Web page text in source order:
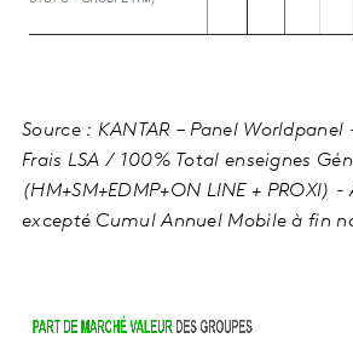
Source : KANTAR – Panel Worldpanel
Frais LSA / 100% Total enseignes
(HM+SM+EDMP+ON LINE + PROXI) -
excepté Cumul Annuel Mobile à fin